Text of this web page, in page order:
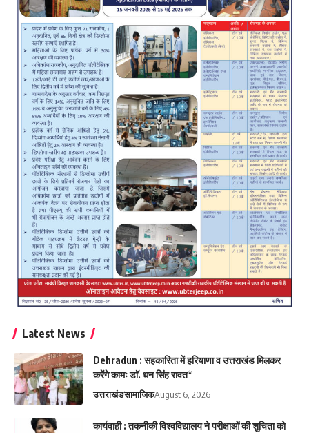
Latest News
Dehradun : सहकारिता में हरियाणा व उत्तराखंड मिलकर
करेंगे कामः डाॅ. धन सिंह रावत*
उत्तराखंडसामाजिकAugust 6, 2026
कार्यवाही : तकनीकी विश्वविद्यालय ने परीक्षाओं की शुचिता को